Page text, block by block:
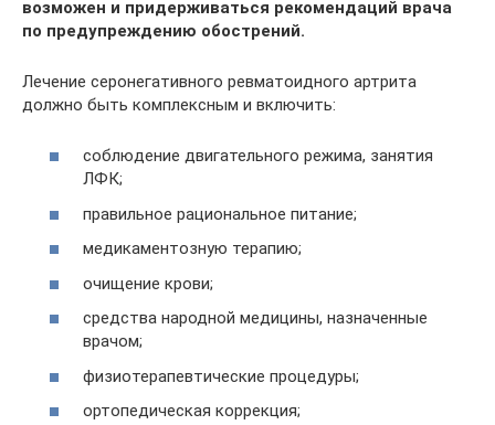
возможен и придерживаться рекомендаций врача
по предупреждению обострений.
Лечение серонегативного ревматоидного артрита
должно быть комплексным и включить:
соблюдение двигательного режима, занятия
ЛФК;
правильное рациональное питание;
медикаментозную терапию;
очищение крови;
средства народной медицины, назначенные
врачом;
физиотерапевтические процедуры;
ортопедическая коррекция;